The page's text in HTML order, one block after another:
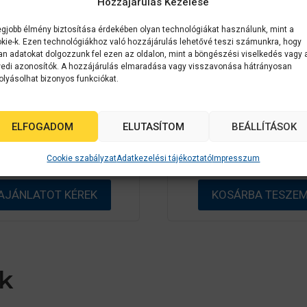
élmény biztosítása érdekében olyan technológiákat használunk, mint a
k. Ezen technológiákhoz való hozzájárulás lehetővé teszi számunkra, hogy
adatokat dolgozzunk fel ezen az oldalon, mint a böngészési viselkedés vagy
azonosítók. A hozzájárulás elmaradása vagy visszavonása hátrányosan
bizonyos funkciókat.
ELFOGADOM ELUTASÍTOM BEÁLLÍTÁSOK
Cookie szabályzatAdatkezelési tájékoztató Impresszum
C31CD84012
ColorWorks C7500
címkenyomtató
0
a
z
5
l
KÉREK
Epson
EPSON
0
5
b
ő
l
1 188 999
KOSÁRBA TESZEM